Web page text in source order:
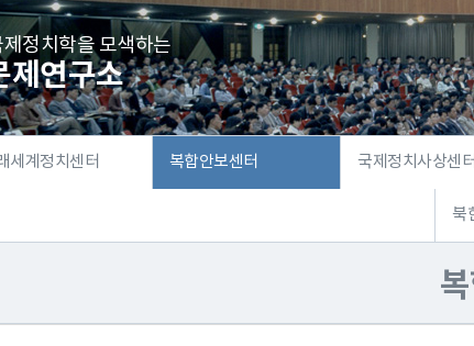
정치학을 모색하는
제연구소
세계정치센터 복합안보센터 국제정치사상센터
북